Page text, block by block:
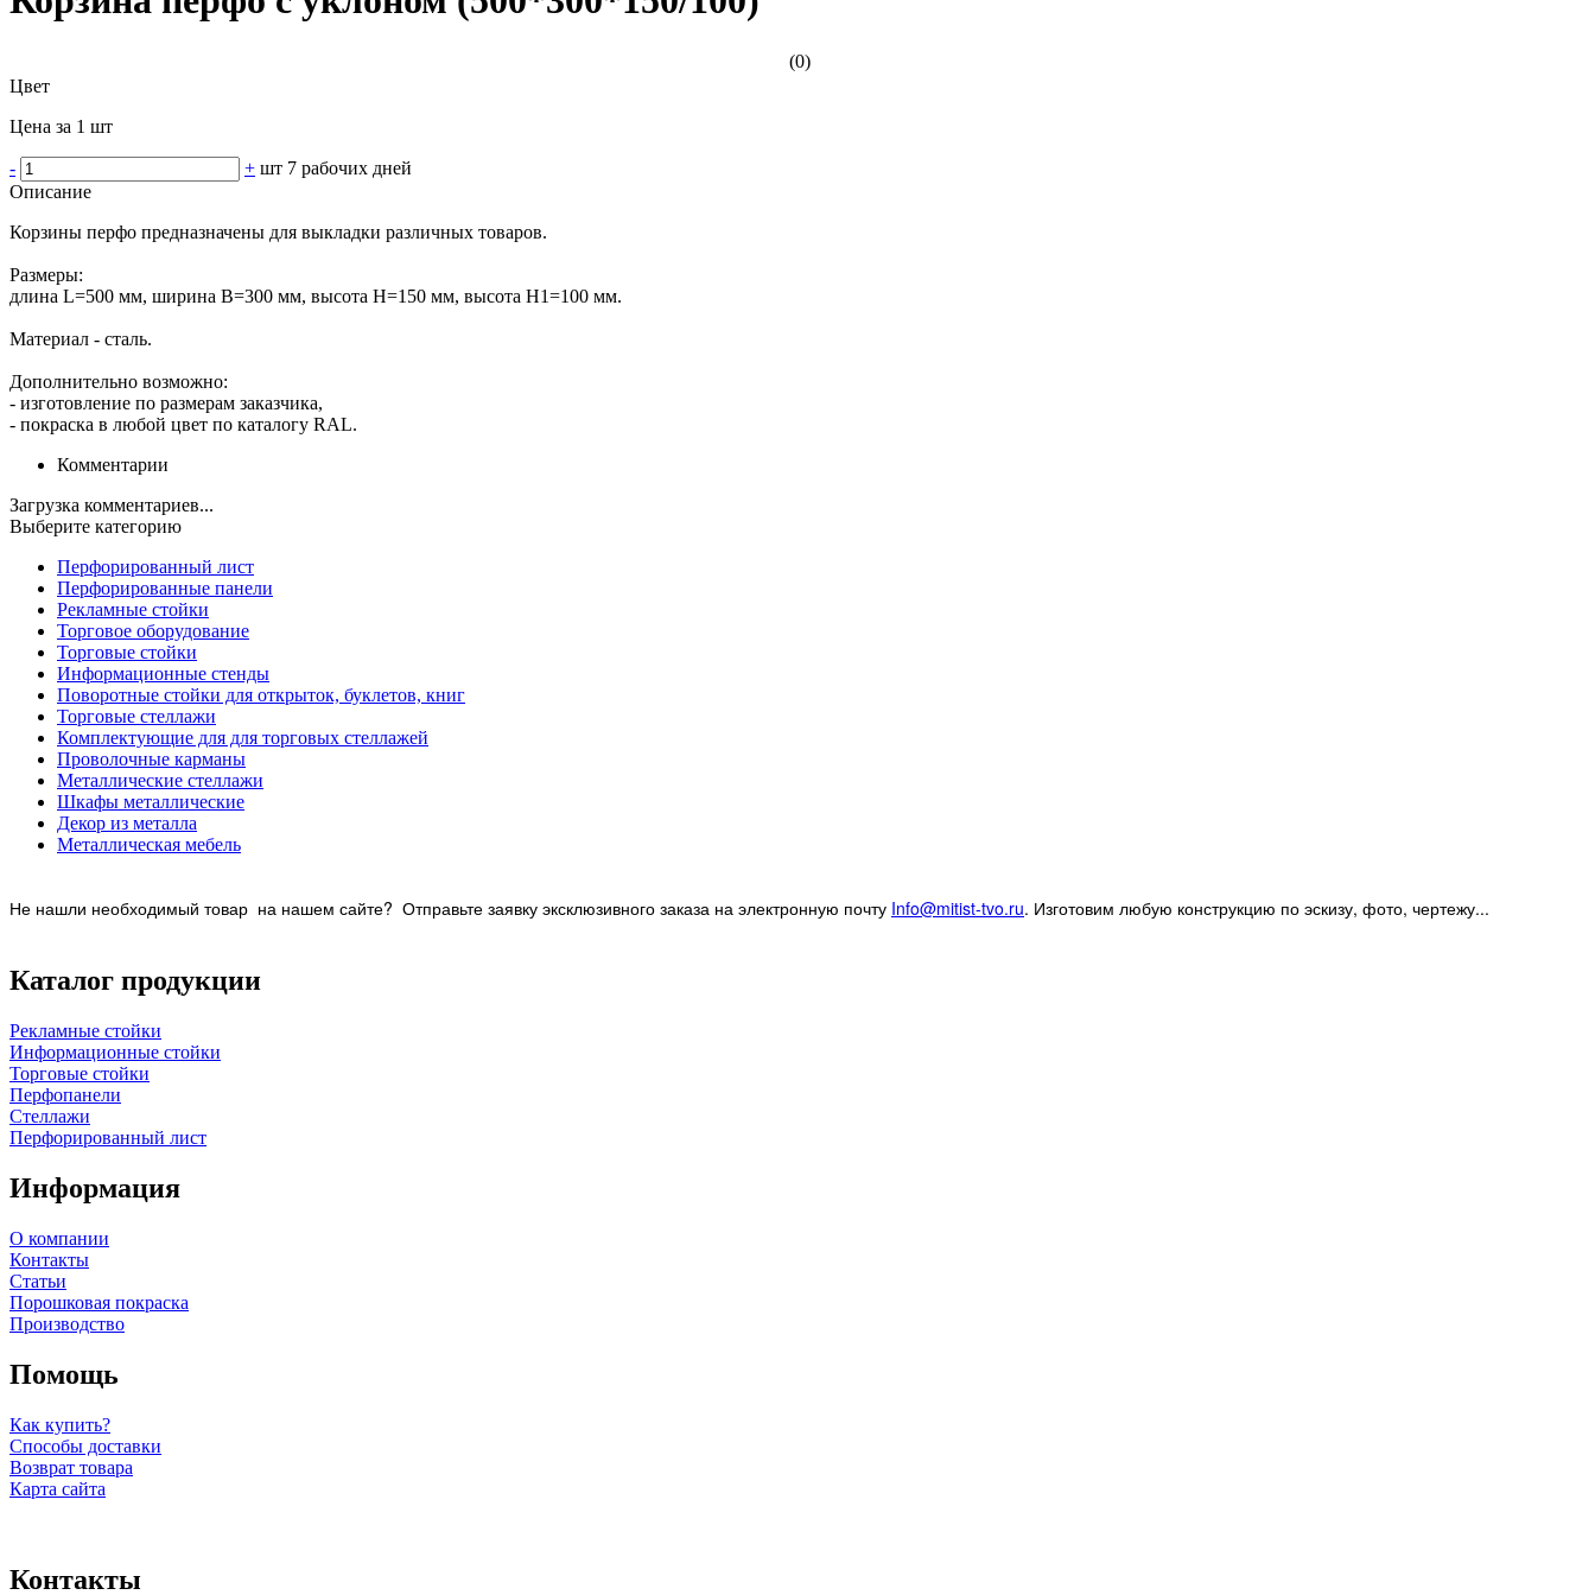
(0)
Цвет
Цена за 1 шт
- + шт 7 рабочих дней
Описание
Корзины перфо предназначены для выкладки различных товаров.
Размеры:
длина L=500 мм, ширина В=300 мм, высота Н=150 мм, высота Н1=100 мм.
Материал - сталь.
Дополнительно возможно:
- изготовление по размерам заказчика,
- покраска в любой цвет по каталогу RAL.
Комментарии
Загрузка комментариев...
Выберите категорию
Перфорированный лист
Перфорированные панели
Рекламные стойки
Торговое оборудование
Торговые стойки
Информационные стенды
Поворотные стойки для открыток, буклетов, книг
Торговые стеллажи
Комплектующие для для торговых стеллажей
Проволочные карманы
Металлические стеллажи
Шкафы металлические
Декор из металла
Металлическая мебель
Не нашли необходимый товар на нашем сайте? Отправьте заявку эксклюзивного заказа на электронную почту Info@mitist-tvo.ru. Изготовим любую конструкцию по эскизу, фото, чертежу...
Каталог продукции
Рекламные стойки
Информационные стойки
Торговые стойки
Перфопанели
Стеллажи
Перфорированный лист
Информация
О компании
Контакты
Статьи
Порошковая покраска
Производство
Помощь
Как купить?
Способы доставки
Возврат товара
Карта сайта
Контакты